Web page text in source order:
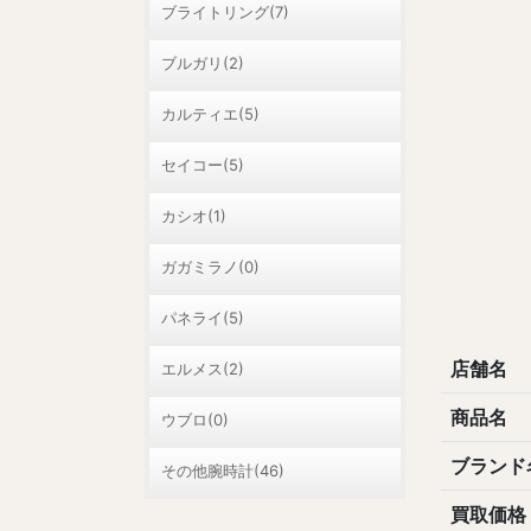
店舗名
商品名
ブランド
買取価格
ブライトリング(7)
ブルガリ(2)
カルティエ(5)
セイコー(5)
カシオ(1)
ガガミラノ(0)
パネライ(5)
エルメス(2)
ウブロ(0)
その他腕時計(46)